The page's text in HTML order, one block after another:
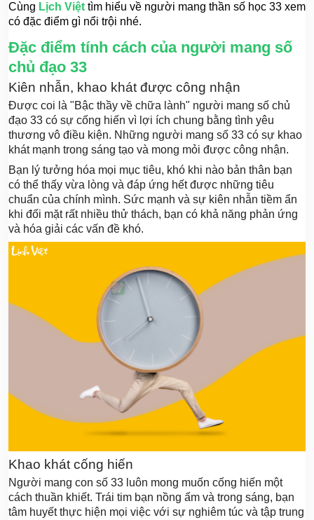
Cùng Lịch Việt tìm hiểu về người mang thần số học 33 xem
có đặc điểm gì nổi trội nhé.
Đặc điểm tính cách của người mang số
chủ đạo 33
Kiên nhẫn, khao khát được công nhận
Được coi là "Bậc thầy về chữa lành" người mang số chủ
đạo 33 có sự cống hiến vì lợi ích chung bằng tình yêu
thương vô điều kiện. Những người mang số 33 có sự khao
khát mạnh trong sáng tạo và mong mỏi được công nhận.
Bạn lý tưởng hóa mọi mục tiêu, khó khi nào bản thân bạn
có thể thấy vừa lòng và đáp ứng hết được những tiêu
chuẩn của chính mình. Sức mạnh và sự kiên nhẫn tiềm ẩn
khi đối mặt rất nhiều thử thách, bạn có khả năng phản ứng
và hóa giải các vấn đề khó.
Khao khát cống hiến
Người mang con số 33 luôn mong muốn cống hiến một
cách thuần khiết. Trái tim bạn nồng ấm và trong sáng, bạn
tâm huyết thực hiện mọi việc với sự nghiêm túc và tập trung